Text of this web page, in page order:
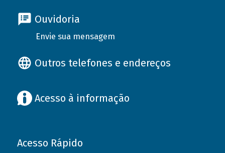
Ouvidoria
Envie sua mensagem
Outros telefones e endereços
Acesso à informação
Acesso Rápido